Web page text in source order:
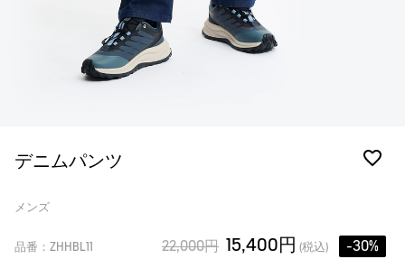
デニムパンツ
メンズ
品番：ZHHBL11 22,000円 15,400円 (税込) -30%